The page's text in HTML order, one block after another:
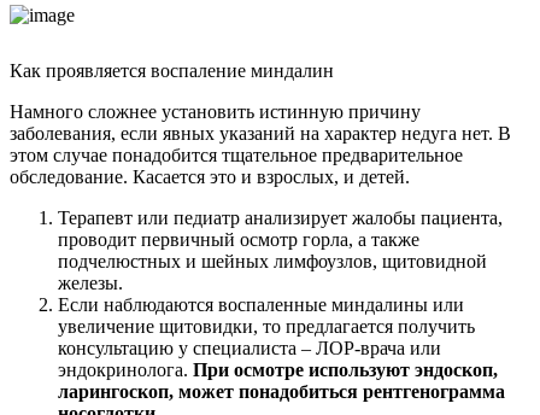
Как проявляется воспаление миндалин
Намного сложнее установить истинную причину
заболевания, если явных указаний на характер недуга нет. В
этом случае понадобится тщательное предварительное
обследование. Касается это и взрослых, и детей.
Терапевт или педиатр анализирует жалобы пациента,
проводит первичный осмотр горла, а также
подчелюстных и шейных лимфоузлов, щитовидной
железы.
Если наблюдаются воспаленные миндалины или
увеличение щитовидки, то предлагается получить
консультацию у специалиста – ЛОР-врача или
эндокринолога. При осмотре используют эндоскоп,
ларингоскоп, может понадобиться рентгенограмма